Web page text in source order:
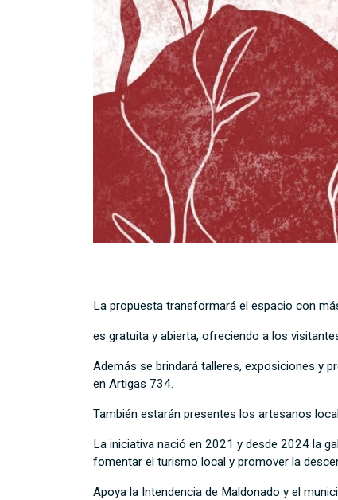
La propuesta transformará el espacio con
es gratuita y abierta, ofreciendo a los
Además se brindará talleres, exposiciones y
en Artigas 734.
También estarán presentes los artesanos
La iniciativa nació en 2021 y desde 2024 la
fomentar el turismo local y promover la
Apoya la Intendencia de Maldonado y el